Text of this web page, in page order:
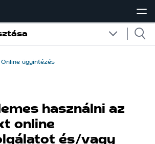
Online ügyintézés
használni az
online
és/vagy